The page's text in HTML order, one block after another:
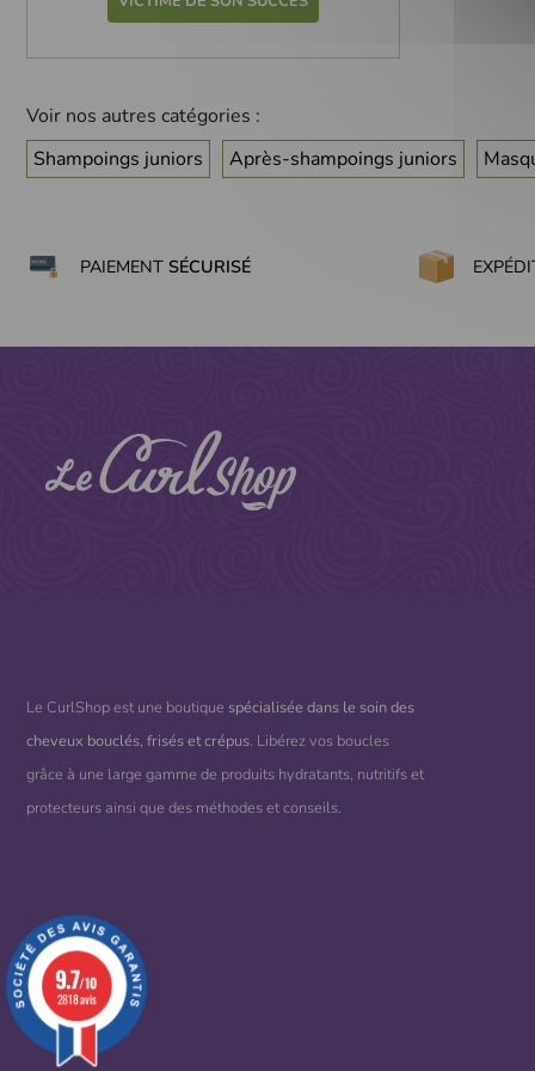
Voir nos autres catégories :
Shampoings juniors
Après-shampoings juniors
PAIEMENT SÉCURISÉ
Le CurlShop est une boutique spécialisée dans le soin des
cheveux bouclés, frisés et crépus. Libérez vos boucles
grâce à une large gamme de produits hydratants, nutritifs et
protecteurs ainsi que des méthodes et conseils.
9.7/10
2818 avis